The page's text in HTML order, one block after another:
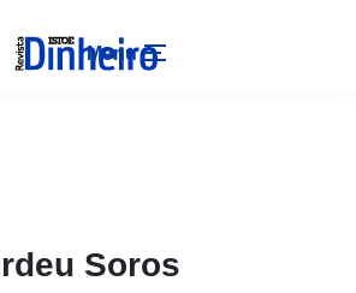
Menu
Soros